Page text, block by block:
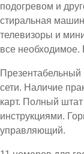
подогревом и
стиральная
телевизоры и
все необходимое.
Презентабельный
сети. Наличие
карт. Полный
инструкциями.
управляющий.